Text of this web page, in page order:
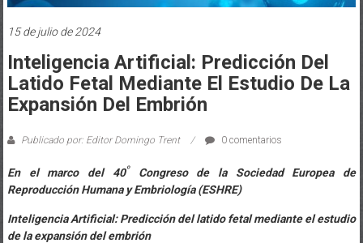
15 de julio de 2024
Inteligencia Artificial: Predicción Del
Latido Fetal Mediante El Estudio De La
Expansión Del Embrión
Publicado por: Editor Domingo Trent 0 comentarios
En el marco del 40ºCongreso de la Sociedad Europea de
Reproducción Humana y Embriología (ESHRE)
Inteligencia Artificial: Predicción del latido fetal mediante el estudio
de la expansión del embrión